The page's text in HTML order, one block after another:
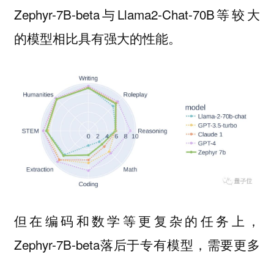
Zephyr-7B-beta与Llama2-Chat-70B等较大
的模型相比具有强大的性能。
但在编码和数学等更复杂的任务上，
Zephyr-7B-beta落后于专有模型，需要更多